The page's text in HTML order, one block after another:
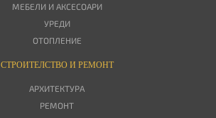
МЕБЕЛИ И АКСЕСОАРИ
УРЕДИ
ОТОПЛЕНИЕ
СТРОИТЕЛСТВО И РЕМОНТ
АРХИТЕКТУРА
РЕМОНТ